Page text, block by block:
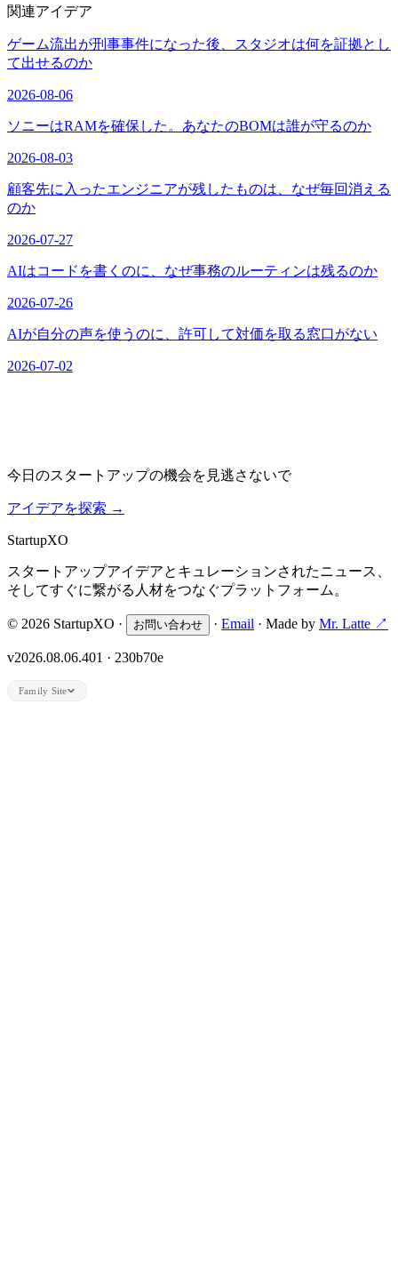
関連アイデア
ゲーム流出が刑事事件になった後、スタジオは何を証拠とし
て出せるのか
2026-08-06
ソニーはRAMを確保した。あなたのBOMは誰が守るのか
2026-08-03
顧客先に入ったエンジニアが残したものは、なぜ毎回消える
のか
2026-07-27
AIはコードを書くのに、なぜ事務のルーティンは残るのか
2026-07-26
AIが自分の声を使うのに、許可して対価を取る窓口がない
2026-07-02
今日のスタートアップの機会を見逃さないで
アイデアを探索 →
StartupXO
スタートアップアイデアとキュレーションされたニュース、
そしてすぐに繋がる人材をつなぐプラットフォーム。
© 2026 StartupXO · お問い合わせ · Email · Made by Mr. Latte ↗
v2026.08.06.401 · 230b70e
Family Site